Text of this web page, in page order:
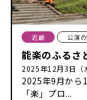
近畿 公演
能楽のふるさ
2025年12月3日（
2025年9月から
「楽」プロ...